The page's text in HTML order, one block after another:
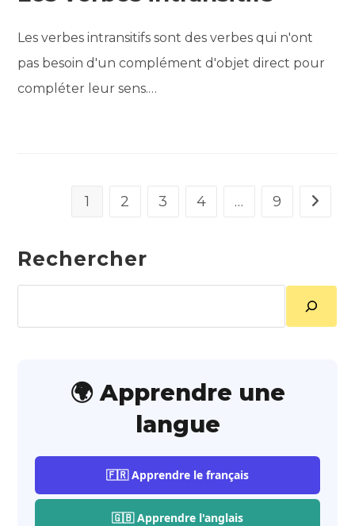
Les verbes intransitifs sont des verbes qui n'ont
pas besoin d'un complément d'objet direct pour
compléter leur sens.…
1 2 3 4 … 9 Aller à
Rechercher
🌍 Apprendre une
langue
🇫🇷 Apprendre le français
🇬🇧 Apprendre l'anglais